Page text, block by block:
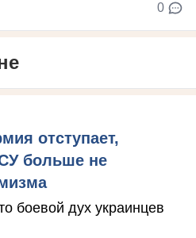
0
отступает,
больше не
боевой дух украинцев